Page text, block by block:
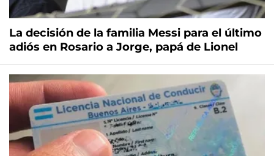
La decisión de la familia Messi para el último
adiós en Rosario a Jorge, papá de Lionel